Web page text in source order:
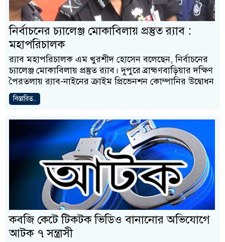
নির্বাচনের চ্যালেঞ্জ মোকাবিলায় প্রস্তুত র‌্যাব :
মহাপরিচালক
র‌্যাব মহাপরিচালক এম খুরশীদ হোসেন বলেছেন, নির্বাচনের
চ্যালেঞ্জ মোকাবিলায় প্রস্তুত র‌্যাব। দুপুরে ব্রাহ্মণবাড়িয়ার দক্ষিণ
পৈরতলায় র‌্যাব-নাইনের ক্রাইম প্রিভেনশন কোম্পানির উদ্বোধন
বিস্তারিত..
কবজি কেটে টিকটক ভিডিও বানানোর অভিযোগে
আটক ৭ সন্ত্রাসী